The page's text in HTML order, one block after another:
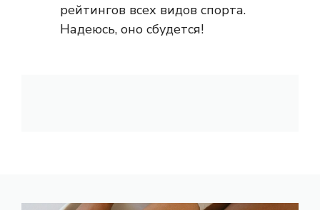
рейтингов всех видов спорта.
Надеюсь, оно сбудется!